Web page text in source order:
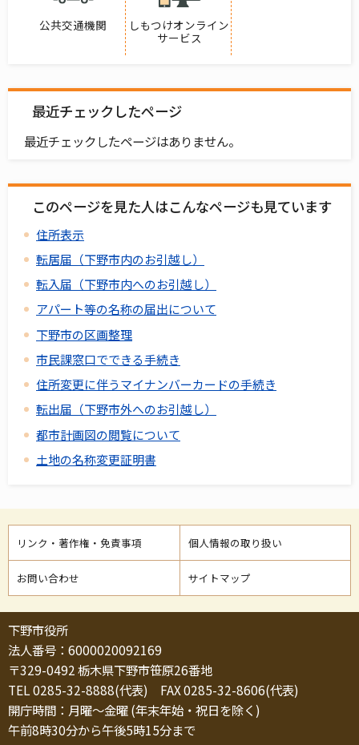
公共交通機関
しもつけオンライン
サービス
最近チェックしたページ
最近チェックしたページはありません。
このページを見た人はこんなページも見ています
住所表示
転居届（下野市内のお引越し）
転入届（下野市内へのお引越し）
アパート等の名称の届出について
下野市の区画整理
市民課窓口でできる手続き
住所変更に伴うマイナンバーカードの手続き
転出届（下野市外へのお引越し）
都市計画図の閲覧について
土地の名称変更証明書
リンク・著作権・免責事項 個人情報の取り扱い
お問い合わせ サイトマップ
下野市役所
法人番号：6000020092169
〒329-0492 栃木県下野市笹原26番地
TEL 0285-32-8888(代表) FAX 0285-32-8606(代表)
開庁時間：月曜～金曜 (年末年始・祝日を除く)
午前8時30分から午後5時15分まで